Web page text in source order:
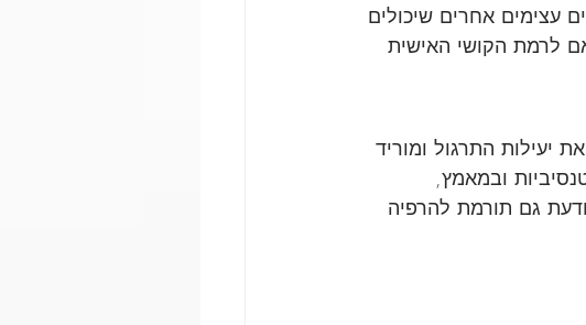
עצימים אחרים שיכולים
לרמת הקושי האישית
יעילות התרגול ומוריד
ובמאמץ,
גם תורמת להרפיה